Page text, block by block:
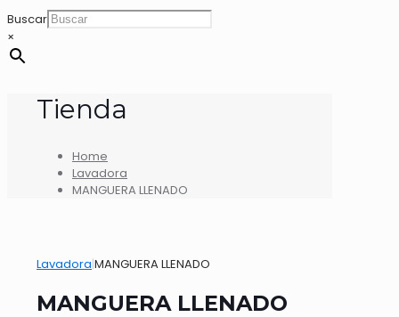
Buscar
×
Tienda
Home
Lavadora
MANGUERA LLENADO
Lavadora|MANGUERA LLENADO
MANGUERA LLENADO